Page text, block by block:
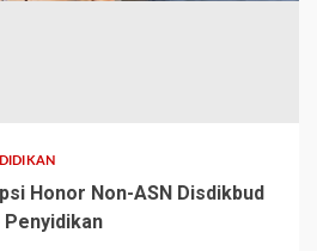
Honor Non-ASN Disdikbud
Penyidikan